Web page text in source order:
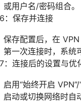
或用户名/密码组合。
：保存并连接
保存配置后，在 VPN
第一次连接时，系统
：连接后的设置与优
启用“始终开启
启动或切换网络时自